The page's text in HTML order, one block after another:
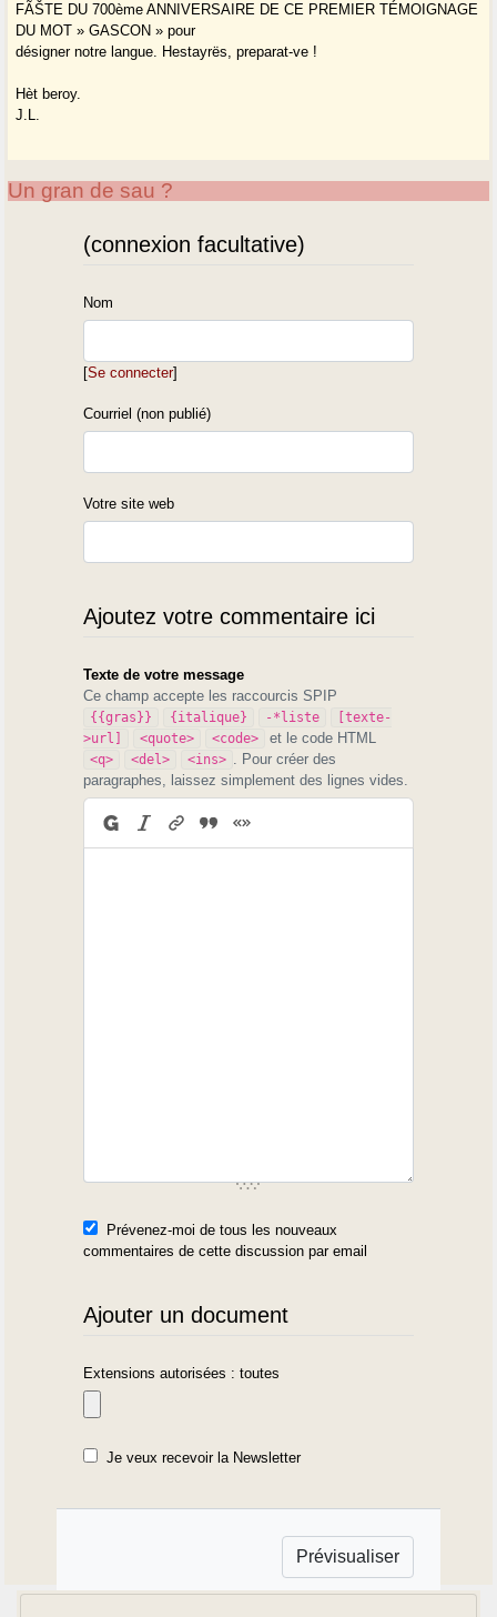
FÃŠTE DU 700ème ANNIVERSAIRE DE CE PREMIER TÉMOIGNAGE
DU MOT » GASCON » pour
désigner notre langue. Hestayrës, preparat-ve !
Hèt beroy.
J.L.
Un gran de sau ?
(connexion facultative)
Nom
[Se connecter]
Courriel (non publié)
Votre site web
Ajoutez votre commentaire ici
Texte de votre message
Ce champ accepte les raccourcis SPIP
{{gras}} {italique} -*liste
[texte-
>url]
<quote> <code> et le code HTML
<q> <del> <ins>
. Pour créer des
paragraphes, laissez simplement des lignes vides.
Prévenez-moi de tous les nouveaux
commentaires de cette discussion par email
Ajouter un document
Extensions autorisées : toutes
Je veux recevoir la Newsletter